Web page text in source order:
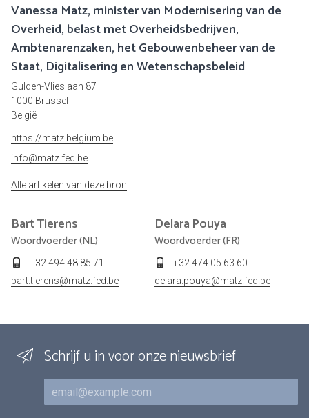
Vanessa Matz, minister van Modernisering van de
Overheid, belast met Overheidsbedrijven,
Ambtenarenzaken, het Gebouwenbeheer van de
Staat, Digitalisering en Wetenschapsbeleid
Gulden-Vlieslaan 87
1000 Brussel
België
https://matz.belgium.be
info@matz.fed.be
Alle artikelen van deze bron
BartTierens
Woordvoerder (NL)
+32 494 48 85 71
bart.tierens@matz.fed.be
Delara Pouya
Woordvoerder (FR)
+32 474 05 63 60
delara.pouya@matz.fed.be
Schrijf u in voor onze nieuwsbrief
E-mail